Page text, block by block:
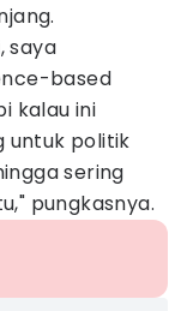
saya
based
kalau ini
untuk politik
sering
pungkasnya.